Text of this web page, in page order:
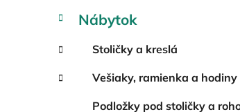
Nábytok
Stoličky a kreslá
Vešiaky, ramienka a hodiny
Podložky pod stoličky a